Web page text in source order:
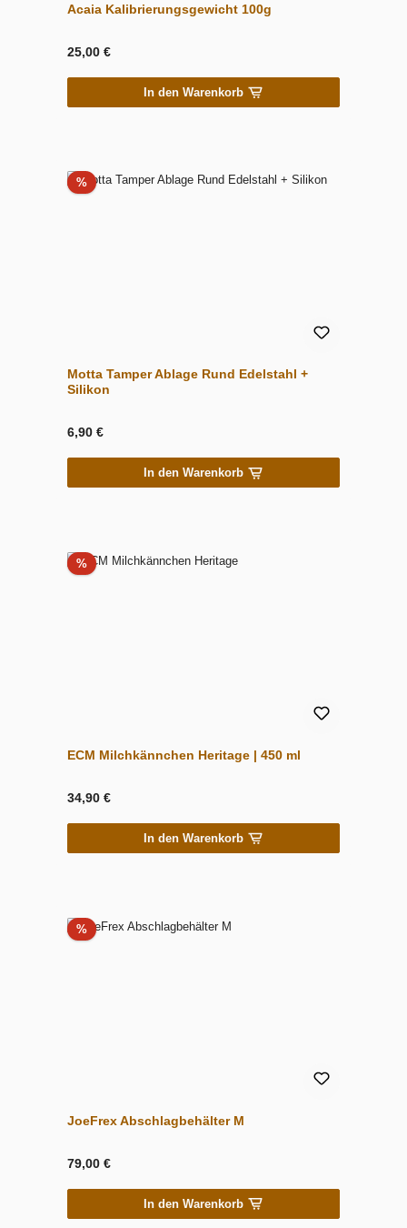
Acaia Kalibrierungsgewicht 100g
25,00 €
In den Warenkorb
%Rabatt
Motta Tamper Ablage Rund Edelstahl +
Silikon
6,90 €
In den Warenkorb
%Rabatt
ECM Milchkännchen Heritage | 450 ml
34,90 €
In den Warenkorb
%Rabatt
JoeFrex Abschlagbehälter M
79,00 €
In den Warenkorb